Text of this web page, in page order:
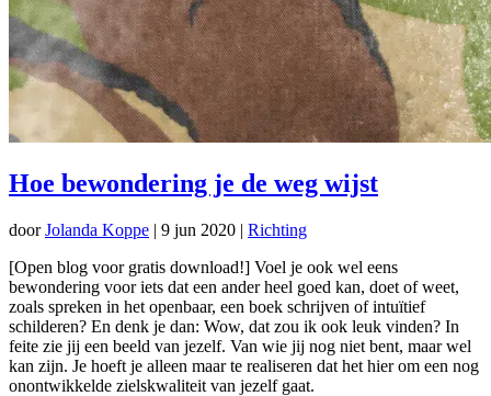
Hoe bewondering je de weg wijst
doorJolanda Koppe | 9 jun 2020 | Richting
[Open blog voor gratis download!] Voel je ook wel eens
bewondering voor iets dat een ander heel goed kan, doet of weet,
zoals spreken in het openbaar, een boek schrijven of intuïtief
schilderen? En denk je dan: Wow, dat zou ik ook leuk vinden? In
feite zie jij een beeld van jezelf. Van wie jij nog niet bent, maar wel
kan zijn. Je hoeft je alleen maar te realiseren dat het hier om een nog
onontwikkelde zielskwaliteit van jezelf gaat.